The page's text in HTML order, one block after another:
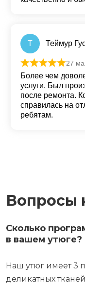
Т Теймур
Оценка
27
Более чем
услуги. Был
после ремонта.
справилась на
ребятам.
Вопросы
Сколько
в вашем утюге?
Наш утюг имеет 3
деликатных